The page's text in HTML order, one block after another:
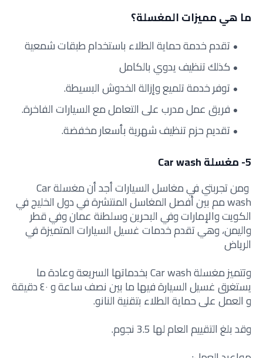
ما هي مميزات المغسلة؟
تقدم خدمة حماية الطلاء باستخدام طبقات شمعية
كذلك تنظيف يدوي بالكامل
توفر خدمة تلميع وإزالة الخدوش البسيطة.
فريق عمل مدرب على التعامل مع السيارات الفاخرة.
تقديم حزم تنظيف شهرية بأسعار مخفضة.
5- مغسلة Car wash
ومن تجربتي في مغاسل السيارات أجد أن مغسلة Car
wash مم بين أفصل المغاسل المنتشرة في دول الخليج في
الكويت والإمارات وفي البحرين وسلطنة عمان وفي قطر
واليمن، وهي تقدم خدمات غسيل السيارات المتميزة في
الرياض
وتتميز مغسلة Car wash بخدماتها السريعة وعادة ما
يستغرق غسيل السيارة فيها ما بين نصف ساعة و ٤٠ دقيقة
و العمل على حماية الطلاء بتقنية النانو.
وقد بلغ التقييم العام لها 3.5 نجوم.